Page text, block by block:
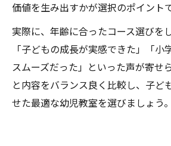
価値を生み出すかが選択のポイントで
実際に、年齢に合ったコース選びを
「子どもの成長が実感できた」「小
スムーズだった」といった声が寄せ
と内容をバランス良く比較し、子ど
せた最適な幼児教室を選びましょう。